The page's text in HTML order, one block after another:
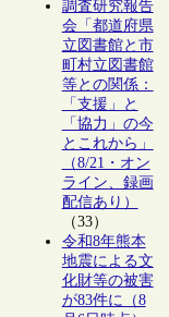
調査研究報告
会「都道府県
立図書館と市
町村立図書館
等との関係：
「支援」と
「協力」の今
とこれから」
（8/21・オン
ライン、録画
配信あり）
（33）
令和8年熊本
地震による文
化財等の被害
が83件に（8